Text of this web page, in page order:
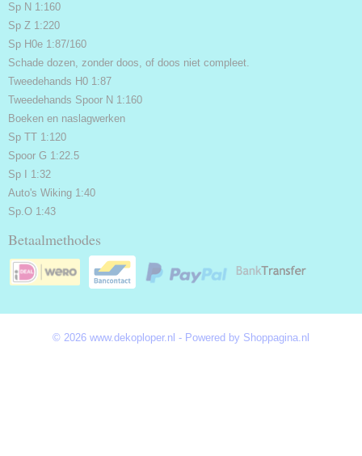
Sp N 1:160
Sp Z 1:220
Sp H0e 1:87/160
Schade dozen, zonder doos, of doos niet compleet.
Tweedehands H0 1:87
Tweedehands Spoor N 1:160
Boeken en naslagwerken
Sp TT 1:120
Spoor G 1:22.5
Sp I 1:32
Auto's Wiking 1:40
Sp.O 1:43
Betaalmethodes
© 2026 www.dekoploper.nl - Powered by Shoppagina.nl